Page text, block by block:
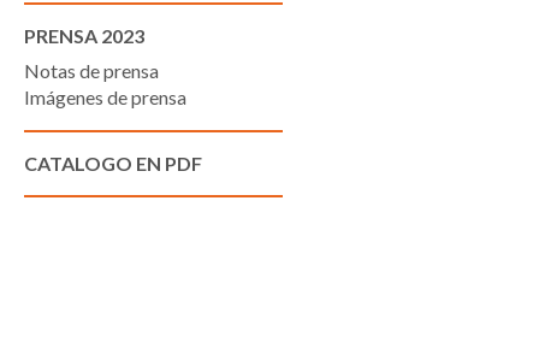
PRENSA 2023
Notas de prensa
Imágenes de prensa
CATALOGO EN PDF